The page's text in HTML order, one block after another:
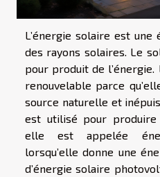
L’énergie solaire est
des rayons solaires. Le
pour produit de
renouvelable parce
source naturelle et
est utilisé pour produire
elle est appelée
lorsqu’elle donne une
d’énergie solaire